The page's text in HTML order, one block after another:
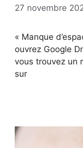
27 novembre
« Manque
ouvrez Google
vous trouvez un
sur